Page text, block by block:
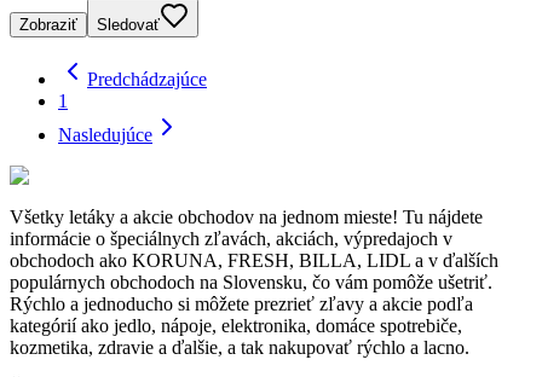
Zobraziť Sledovať
Predchádzajúce
1
Nasledujúce
Všetky letáky a akcie obchodov na jednom mieste! Tu nájdete
informácie o špeciálnych zľavách, akciách, výpredajoch v
obchodoch ako KORUNA, FRESH, BILLA, LIDL a v ďalších
populárnych obchodoch na Slovensku, čo vám pomôže ušetriť.
Rýchlo a jednoducho si môžete prezrieť zľavy a akcie podľa
kategórií ako jedlo, nápoje, elektronika, domáce spotrebiče,
kozmetika, zdravie a ďalšie, a tak nakupovať rýchlo a lacno.